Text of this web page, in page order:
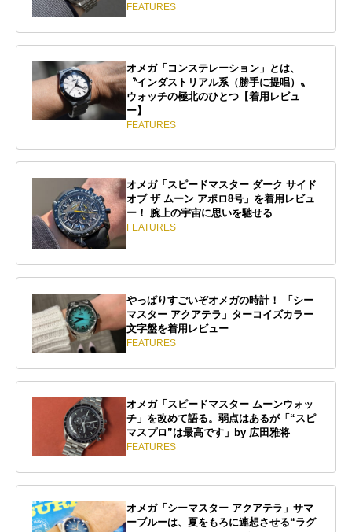
FEATURES
オメガ「コンステレーション」とは、
〝インダストリアル系（勝手に提唱）〟
ウォッチの極北のひとつ【着用レビュ
ー】
FEATURES
オメガ「スピードマスター ダーク サイド
オブ ザ ムーン アポロ8号」を着用レビュ
ー！ 腕上の宇宙に思いを馳せる
FEATURES
やっぱりすごいぞオメガの時計！ 「シー
マスター アクアテラ」ターコイズカラー
文字盤を着用レビュー
FEATURES
オメガ「スピードマスター ムーンウォッ
チ」を改めて語る。弱点はあるが「“スピ
マスプロ”は最高です」by 広田雅将
FEATURES
オメガ「シーマスター アクアテラ」サマ
ーブルーは、夏をもろに連想させる“ラグ